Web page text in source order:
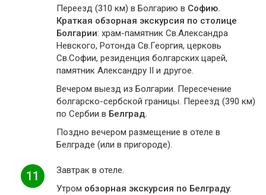
Переезд (310 км) в Болгарию в Софию.
Краткая обзорная экскурсия по столице
Болгарии: храм-памятник Св.Александра
Невского, Ротонда Св.Георгия, церковь
Св.Софии, резиденция болгарских царей,
памятник Александру II и другое.
Вечером выезд из Болгарии. Пересечение
болгарско-сербской границы. Переезд (390 км)
по Сербии в Белград.
Поздно вечером размещение в отеле в
Белграде (или в пригороде).
11
Завтрак в отеле.
Утром обзорная экскурсия по Белграду: